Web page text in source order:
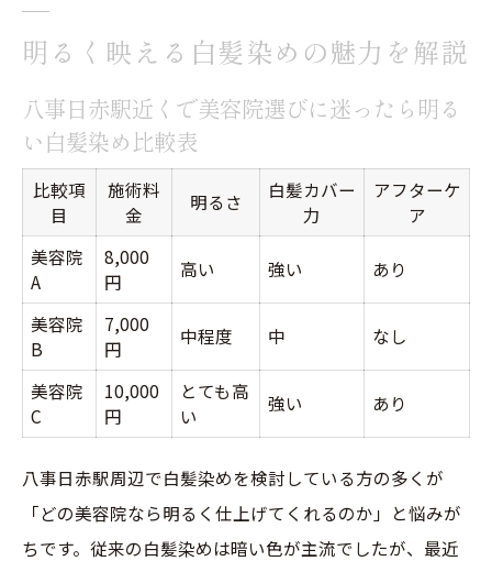
話題の明るい白髪染めが人気の理由を徹底
白髪でも明るい髪色を楽しみたい方におす
髪質別に選ぶ似合わせカラーの秘訣
髪質ごとに適した美容院のカラー提案比較
表
くせ毛や細毛に合う美容院の似合わせカラ
ー術
美容院で髪質診断を受けるメリットとは
髪質別に明るさを調整するポイント解説
自分にぴったりのカラーを見つける美容院
活用法
自然な明るさを叶える美容院の工夫とは
明るく映える白髪染めの魅力を解説
八事日赤駅近くで美容院選びに迷ったら明る
い白髪染め比較表
比較項
目
施術料
金
明るさ
白髪カバー
力
アフターケ
ア
美容院
A
8,000
円
高い 強い あり
美容院
B
7,000
円
中程度 中 なし
美容院
C
10,000
円
とても高
い
強い あり
八事日赤駅周辺で白髪染めを検討している方の多くが
「どの美容院なら明るく仕上げてくれるのか」と悩みが
ちです。従来の白髪染めは暗い色が主流でしたが、最近